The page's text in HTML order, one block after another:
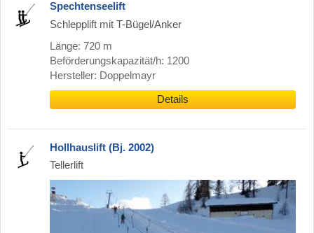
Spechtenseelift
Schlepplift mit T-Bügel/Anker
Länge: 720 m
Beförderungskapazität/h: 1200
Hersteller: Doppelmayr
Details
Hollhauslift (Bj. 2002)
Tellerlift